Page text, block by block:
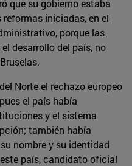
que su gobierno estaba
iniciadas, en el
porque las
desarrollo del país, no
Norte el rechazo europeo
el país había
y el sistema
también había
nombre y su identidad
país, candidato oficial